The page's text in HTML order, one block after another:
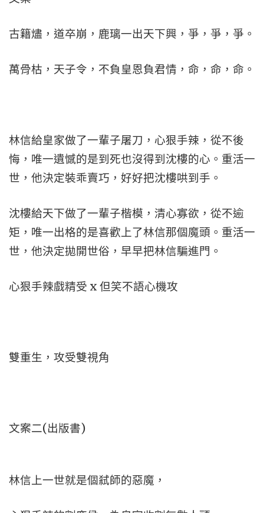
古籍燼，道卒崩，鹿璃一出天下興，爭，爭，爭。
萬骨枯，天子令，不負皇恩負君情，命，命，命。
林信給皇家做了一輩子屠刀，心狠手辣，從不後
悔，唯一遺憾的是到死也沒得到沈樓的心。重活一
世，他決定裝乖賣巧，好好把沈樓哄到手。
沈樓給天下做了一輩子楷模，清心寡欲，從不逾
矩，唯一出格的是喜歡上了林信那個魔頭。重活一
世，他決定拋開世俗，早早把林信騙進門。
心狠手辣戲精受 x 但笑不語心機攻
雙重生，攻受雙視角
文案二(出版書)
林信上一世就是個弒師的惡魔，